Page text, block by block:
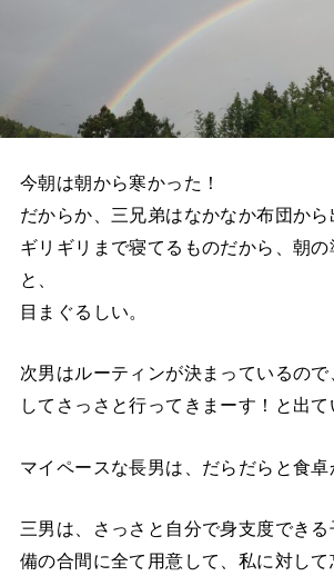
今朝は朝から寒かった！
だからか、三兄弟はなかなか布団から
ギリギリまで寝てるものだから、朝の
と、
目まぐるしい。
次男はルーティンが決まっているの
してさっさと行ってきまーす！と出て
マイペースな長男は、だらだらと食卓
三男は、さっさと自分で身支度でき
備の合間に全て用意して、私に対し